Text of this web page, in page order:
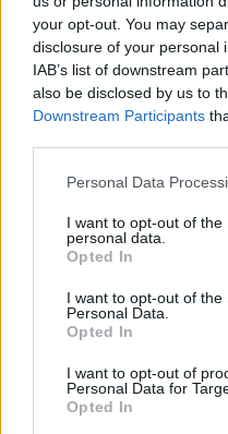
your opt-out. You may
disclosure of your personal
IAB’s list of downstream
also be disclosed by us to
Downstream Participants
Personal Data
I want to opt-out of the
personal data.
Opted In
I want to opt-out of the
Personal Data.
Opted In
I want to opt-out of
Personal Data for
Opted In
In evidenza